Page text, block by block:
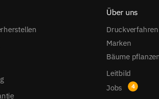
Über uns
Druckverfahren
Marken
Bäume
Leitbild
Jobs